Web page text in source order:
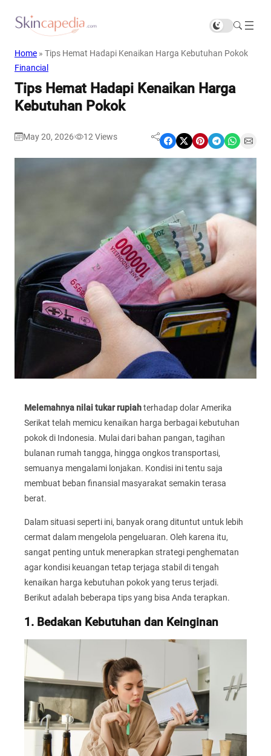
Home » Tips Hemat Hadapi Kenaikan Harga Kebutuhan Pokok
Financial
Tips Hemat Hadapi Kenaikan Harga
Kebutuhan Pokok
May 20, 2026 12 Views Share on Facebook Share on X Share on Pinterest Share on Telegram Share on WhatsApp Share on Email
Melemahnya nilai tukar rupiahterhadap dolar Amerika
Serikat telah memicu kenaikan harga berbagai kebutuhan
pokok di Indonesia. Mulai dari bahan pangan, tagihan
bulanan rumah tangga, hingga ongkos transportasi,
semuanya mengalami lonjakan. Kondisi ini tentu saja
membuat beban finansial masyarakat semakin terasa
berat.
Dalam situasi seperti ini, banyak orang dituntut untuk lebih
cermat dalam mengelola pengeluaran. Oleh karena itu,
sangat penting untuk menerapkan strategi penghematan
agar kondisi keuangan tetap terjaga stabil di tengah
kenaikan harga kebutuhan pokok yang terus terjadi.
Berikut adalah beberapa tips yang bisa Anda terapkan.
1. Bedakan Kebutuhan dan Keinginan